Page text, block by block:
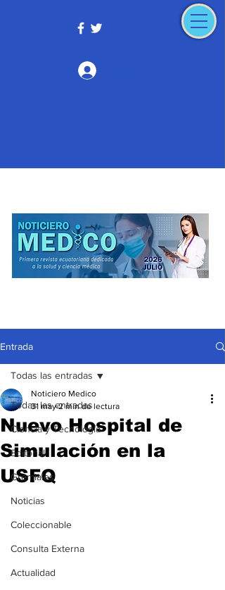
Entrada
Todas las entradas
Ciencia y Tecnología
Editorial
Gremiales
Noticias
Coleccionable
Consulta Externa
Actualidad
Todas las entradas
Nuevo Hospital de
Simulación en la
USFQ
Noticiero Medico
31 may 2 min de lectura